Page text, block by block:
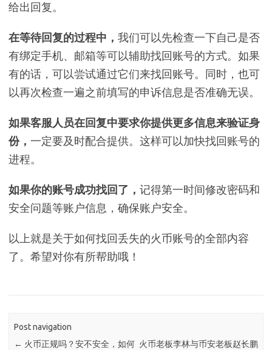
给出回复。
在等待回复的过程中， 我们可以先检查一下自己是否
有绑定手机、邮箱等可以辅助找回账号的方式。如果
有的话，可以尝试通过它们来找回账号。同时，也可
以再次检查一遍之前填写的申诉信息是否准确无误。
如果客服人员在回复中要求你提供更多信息来验证身
份， 一定要及时配合提供。这样可以加快找回账号的
进程。
如果你的账号成功找回了， 记得第一时间修改密码和
安全问题等账户信息，确保账户安全。
以上就是关于如何找回丢失的火币账号的全部内容
了。希望对你有所帮助哦！
Post navigation
← 火币正规吗？安不安全，如何 火币老板李林与币安老板赵长鹏